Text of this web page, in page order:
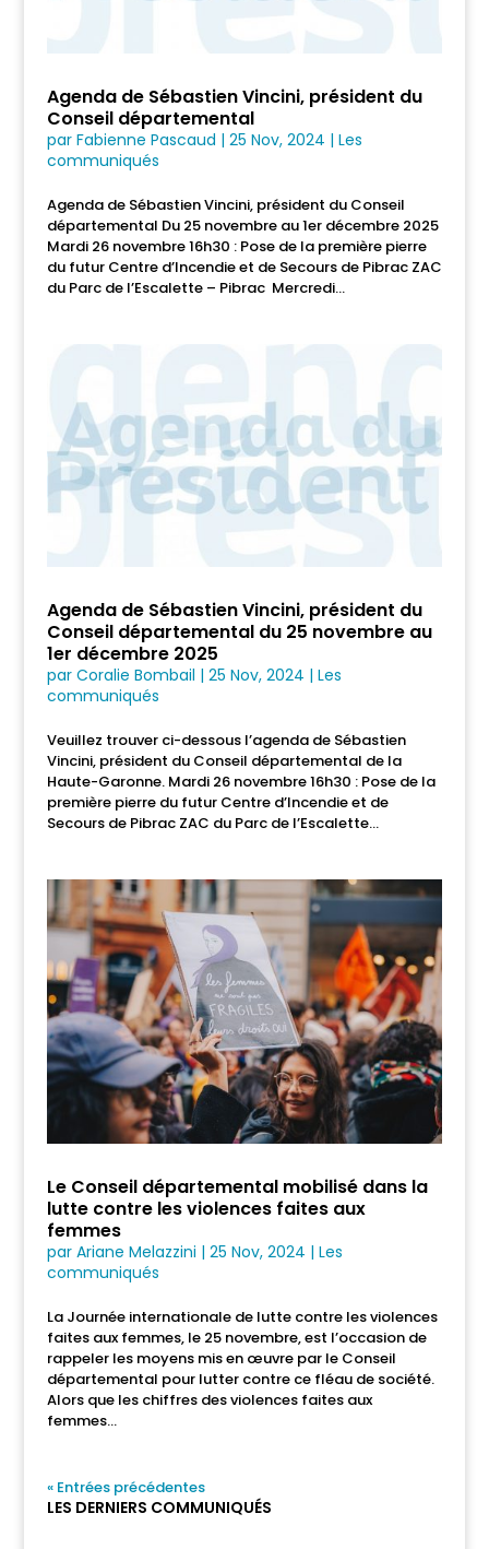
Agenda de Sébastien Vincini, président du
Conseil départemental
par Fabienne Pascaud | 25 Nov, 2024 | Les
communiqués
Agenda de Sébastien Vincini, président du Conseil
départemental Du 25 novembre au 1er décembre 2025
Mardi 26 novembre 16h30 : Pose de la première pierre
du futur Centre d’Incendie et de Secours de Pibrac ZAC
du Parc de l’Escalette – Pibrac Mercredi...
Agenda de Sébastien Vincini, président du
Conseil départemental du 25 novembre au
1er décembre 2025
par Coralie Bombail | 25 Nov, 2024 | Les
communiqués
Veuillez trouver ci-dessous l’agenda de Sébastien
Vincini, président du Conseil départemental de la
Haute-Garonne. Mardi 26 novembre 16h30 : Pose de la
première pierre du futur Centre d’Incendie et de
Secours de Pibrac ZAC du Parc de l’Escalette...
Le Conseil départemental mobilisé dans la
lutte contre les violences faites aux
femmes
par Ariane Melazzini | 25 Nov, 2024 | Les
communiqués
La Journée internationale de lutte contre les violences
faites aux femmes, le 25 novembre, est l’occasion de
rappeler les moyens mis en œuvre par le Conseil
départemental pour lutter contre ce fléau de société.
Alors que les chiffres des violences faites aux
femmes...
« Entrées précédentes
LES DERNIERS COMMUNIQUÉS